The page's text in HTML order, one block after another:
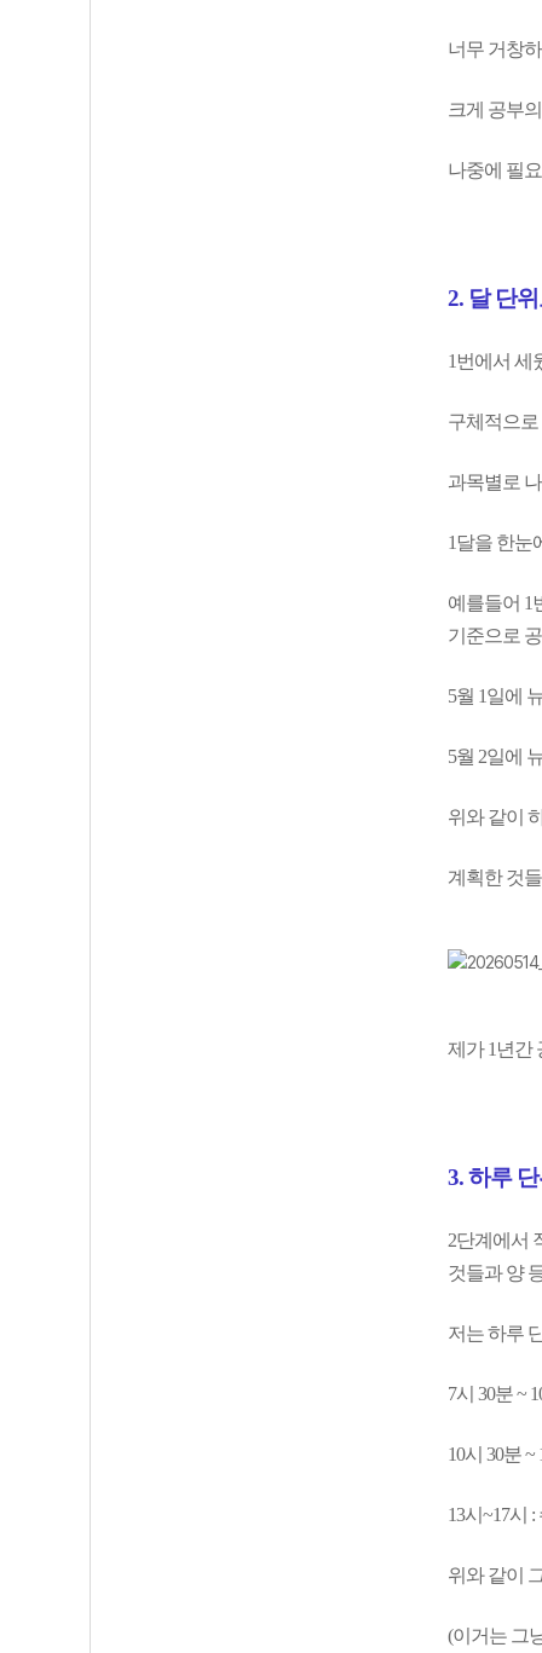
너무 거창
크게 공부
나중에 필
2. 달 단
1번에서 세
구체적으
과목별로
1달을 한눈
예를들어 1
기준으로
5월 1일에
5월 2일에
위와 같이
계획한 것
제가 1년간
3. 하루
2단계에서
것들과 양
저는 하루
7시 30분 ~
10시 30분
13시~17시 :
위와 같이
(이거는 그